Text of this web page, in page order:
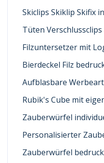
Skiclips Skiklip Skifix
Tüten Verschlussclips
Filzuntersetzer mit
Bierdeckel Filz
Aufblasbare
Rubik's Cube mit
Zauberwürfel
Personalisierter
Zauberwürfel